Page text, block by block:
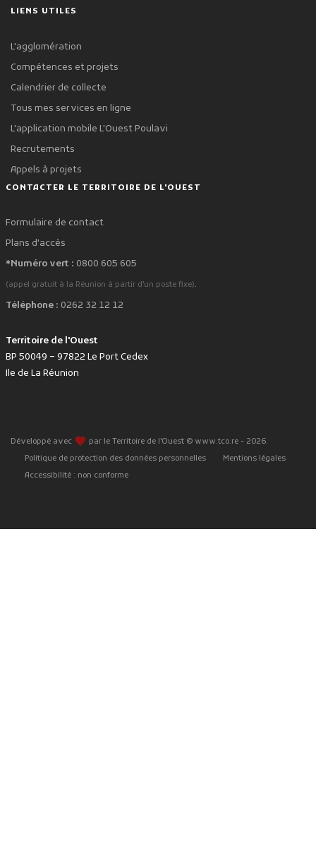
LIENS UTILES
L'agglomération
Compétences et projets
Calendrier de collecte
Tous mes services en ligne
L'application mobile L'Ouest Poulavi
Recrutements
Appels à projets
CONTACTER LE TERRITOIRE DE L'OUEST
Formulaire de contact
Plans d'accès
*Numéro vert : 0800 605 605
(appel gratuit à la Réunion à partir d'un poste fixe).
Téléphone : 0262 32 12 12
Territoire de l'Ouest
BP 50049 – 97822 Le Port Cedex
Ile de La Réunion
Développé avec favorite par le Territoire de l'Ouest © www.tco.re - 2026.
Politique de protection des données personnelles
Mentions légales
Accessibilité : non conforme